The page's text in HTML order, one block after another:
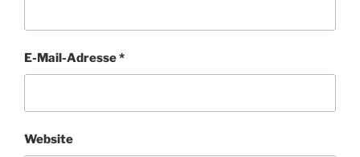
E-Mail-Adresse*
Website